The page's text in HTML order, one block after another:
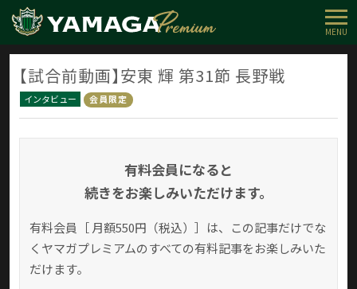
MENU
【試合前動画】安東 輝 第31節 長野戦
インタビュー 会員限定
有料会員になると
続きをお楽しみいただけます。
有料会員［ 月額550円（税込）］は、この記事だけでな
く ヤマガプレミアムのすべての有料記事をお楽しみいた
だけます。